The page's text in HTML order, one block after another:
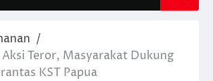
Aksi Teror, Masyarakat Dukung
KST Papua